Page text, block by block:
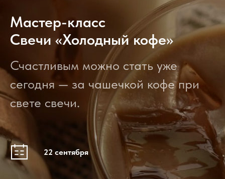
Мастер-класс
Свечи «Холодный кофе»
Счастливым можно стать уже
сегодня — за чашечкой кофе при
свете свечи.
22 cентября